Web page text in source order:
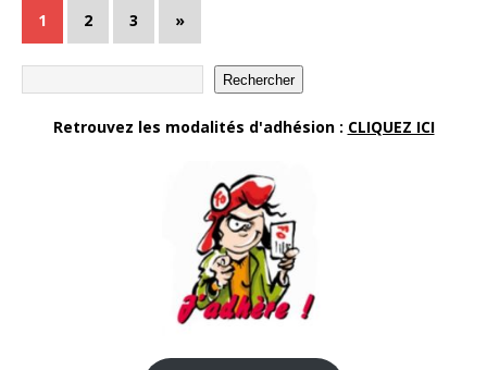
1 2 3 »
Rechercher
Retrouvez les modalités d'adhésion : CLIQUEZ ICI